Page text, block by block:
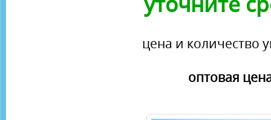
цена и количество
оптовая